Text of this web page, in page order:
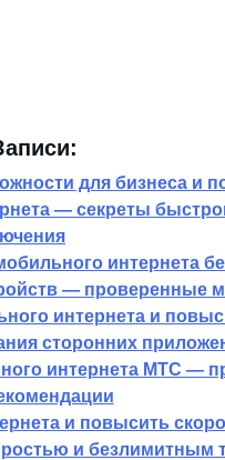
для бизнеса и
— секреты
интернета
— проверенные
интернета и
сторонних
интернета МТС —
и повысить
и безлимитным